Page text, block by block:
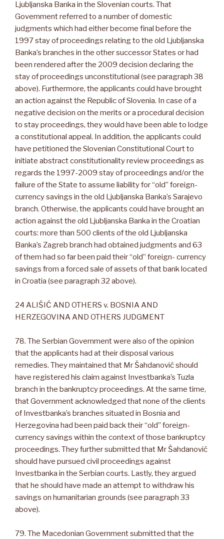
Ljubljanska Banka in the Slovenian courts. That
Government referred to a number of domestic
judgments which had either become final before the
1997 stay of proceedings relating to the old Ljubljanska
Banka’s branches in the other successor States or had
been rendered after the 2009 decision declaring the
stay of proceedings unconstitutional (see paragraph 38
above). Furthermore, the applicants could have brought
an action against the Republic of Slovenia. In case of a
negative decision on the merits or a procedural decision
to stay proceedings, they would have been able to lodge
a constitutional appeal. In addition, the applicants could
have petitioned the Slovenian Constitutional Court to
initiate abstract constitutionality review proceedings as
regards the 1997-2009 stay of proceedings and/or the
failure of the State to assume liability for “old” foreign-
currency savings in the old Ljubljanska Banka’s Sarajevo
branch. Otherwise, the applicants could have brought an
action against the old Ljubljanska Banka in the Croatian
courts: more than 500 clients of the old Ljubljanska
Banka’s Zagreb branch had obtained judgments and 63
of them had so far been paid their “old” foreign- currency
savings from a forced sale of assets of that bank located
in Croatia (see paragraph 32 above).
24 ALIŠIĆ AND OTHERS v. BOSNIA AND
HERZEGOVINA AND OTHERS JUDGMENT
78. The Serbian Government were also of the opinion
that the applicants had at their disposal various
remedies. They maintained that Mr Šahdanović should
have registered his claim against Investbanka’s Tuzla
branch in the bankruptcy proceedings. At the same time,
that Government acknowledged that none of the clients
of Investbanka’s branches situated in Bosnia and
Herzegovina had been paid back their “old” foreign-
currency savings within the context of those bankruptcy
proceedings. They further submitted that Mr Šahdanović
should have pursued civil proceedings against
Investbanka in the Serbian courts. Lastly, they argued
that he should have made an attempt to withdraw his
savings on humanitarian grounds (see paragraph 33
above).
79. The Macedonian Government submitted that the